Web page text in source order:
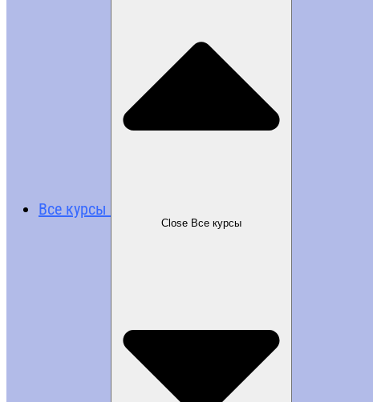
Все курсы
Close Все курсы